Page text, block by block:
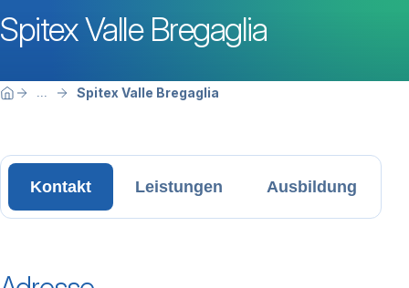
Spitex Valle Bregaglia
Breadcrumbnavigation
Sie befinden sich hier:
Home ... Spitex Valle Bregaglia
Kontakt Leistungen Ausbildung